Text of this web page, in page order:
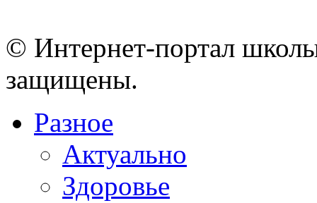
© Интернет-портал
защищены.
Разное
Актуально
Здоровье